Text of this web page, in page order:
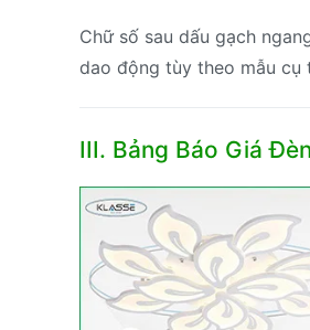
Chữ số sau dấu gạch
dao động tùy theo mẫu cụ
III. Bảng Báo Giá